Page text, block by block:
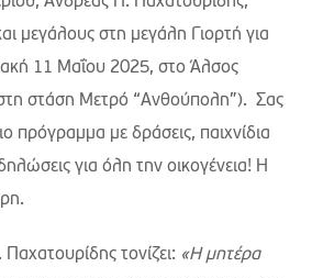
μεγάλους στη μεγάλη Γιορτή για
11 Μαΐου 2025, στο Άλσος
στη στάση Μετρό “Ανθούπολη”). Σας
πρόγραμμα με δράσεις, παιχνίδια
για όλη την οικογένεια! Η
τονίζει: «Η μητέρα